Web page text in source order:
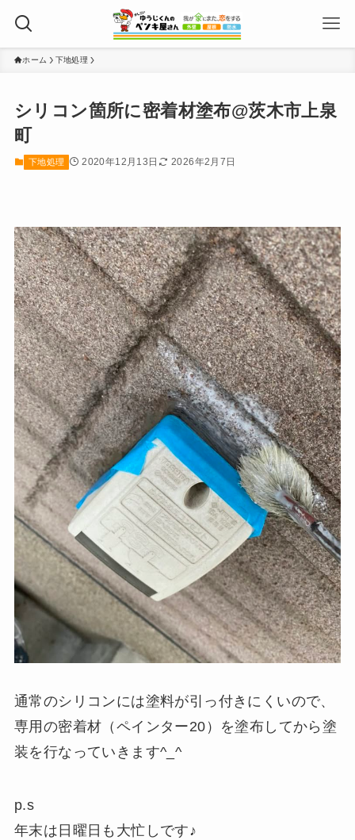
ホーム 下地処理
シリコン箇所に密着材塗布@茨木市上泉
町
下地処理 2020年12月13日 2026年2月7日
通常のシリコンには塗料が引っ付きにくいので、
専用の密着材（ペインター20）を塗布してから塗
装を行なっていきます^_^
p.s
年末は日曜日も大忙しです♪